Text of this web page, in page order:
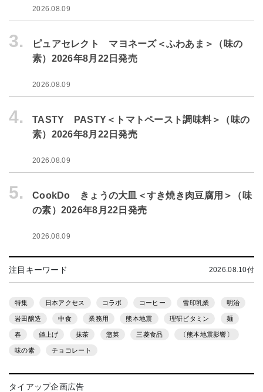
2026.08.09
3.
ピュアセレクト マヨネーズ＜ふわあま＞（味の
素）2026年8月22日発売
2026.08.09
4.
TASTY PASTY＜トマトペースト調味料＞（味の
素）2026年8月22日発売
2026.08.09
5.
CookDo きょうの大皿＜すき焼き肉豆腐用＞（味
の素）2026年8月22日発売
2026.08.09
注目キーワード 2026.08.10付
特集 日本アクセス コラボ コーヒー 雪印乳業 明治
岩田醸造 中食 業務用 熊本地震 理研ビタミン 麺
春 値上げ 抹茶 惣菜 三菱食品 〔熊本地震影響〕
味の素 チョコレート
タイアップ企画広告